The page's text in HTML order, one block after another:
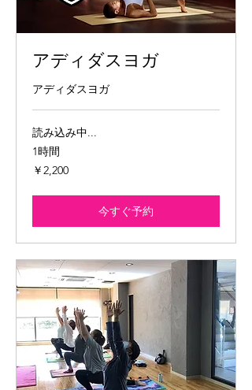
アディダスヨガ
アディダスヨガ
読み込み中...
1時間
2,200
円
￥2,200
今すぐ予約